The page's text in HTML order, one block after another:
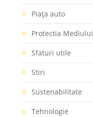
Piaţa auto
Protectia Mediului
Sfaturi utile
Stiri
Sustenabilitate
Tehnologie